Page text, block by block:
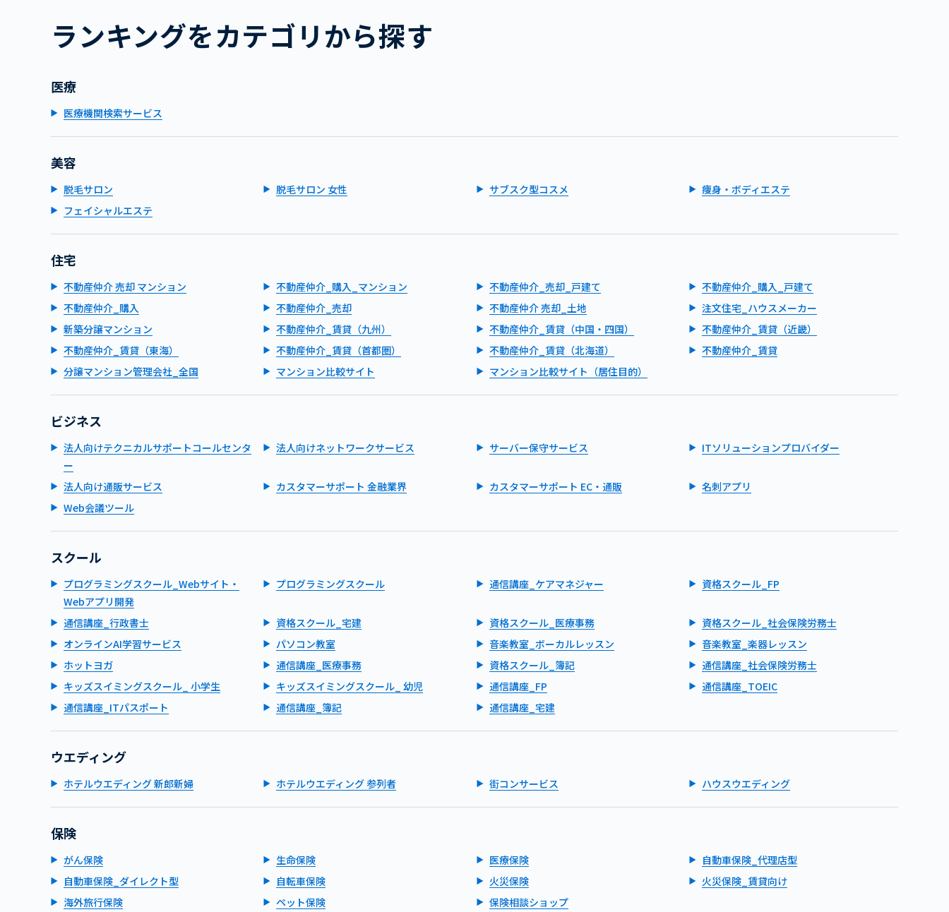
ランキングをカテゴリから探す
医療
医療機関検索サービス
美容
脱毛サロン 脱毛サロン 女性 サブスク型コスメ
痩身・ボディエステ
フェイシャルエステ
住宅
不動産仲介 売却 マンション 不動産仲介_購入_マンション 不動産仲介_売却_戸建て
不動産仲介_購入_戸建て
不動産仲介_購入
不動産仲介_売却 不動産仲介 売却_土地
注文住宅_ハウスメーカー
新築分譲マンション
不動産仲介_賃貸（九州） 不動産仲介_賃貸（中国・四国）
不動産仲介_賃貸（近畿）
不動産仲介_賃貸（東海）
不動産仲介_賃貸（首都圏） 不動産仲介_賃貸（北海道）
不動産仲介_賃貸
分譲マンション管理会社_全国
マンション比較サイト マンション比較サイト（居住目的）
ビジネス
法人向けテクニカルサポートコールセンタ
ー
法人向けネットワークサービス サーバー保守サービス ITソリューションプロバイダー
法人向け通販サービス カスタマーサポート 金融業界 カスタマーサポート EC・通販
名刺アプリ
Web会議ツール
スクール
プログラミングスクール_Webサイト・
Webアプリ開発
プログラミングスクール 通信講座_ケアマネジャー 資格スクール_FP
通信講座_行政書士 資格スクール_宅建 資格スクール_医療事務
資格スクール_社会保険労務士
オンラインAI学習サービス
パソコン教室 音楽教室_ボーカルレッスン
音楽教室_楽器レッスン
ホットヨガ
通信講座_医療事務 資格スクール_簿記
通信講座_社会保険労務士
キッズスイミングスクール_ 小学生
キッズスイミングスクール_ 幼児 通信講座_FP
通信講座_TOEIC
通信講座_ITパスポート
通信講座_簿記 通信講座_宅建
ウエディング
ホテルウエディング 新郎新婦 ホテルウエディング 参列者 街コンサービス ハウスウエディング
保険
がん保険 生命保険 医療保険
自動車保険_代理店型
自動車保険_ダイレクト型
自転車保険 火災保険
火災保険_賃貸向け
海外旅行保険
ペット保険 保険相談ショップ